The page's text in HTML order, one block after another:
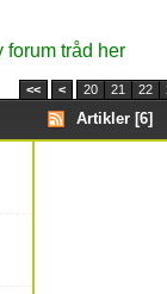
forum tråd her
<< < 20 21 22
Artikler [6]